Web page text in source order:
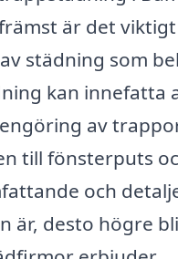
är det
städning som
kan innefatta
av
till fönsterputs
och
är, desto högre